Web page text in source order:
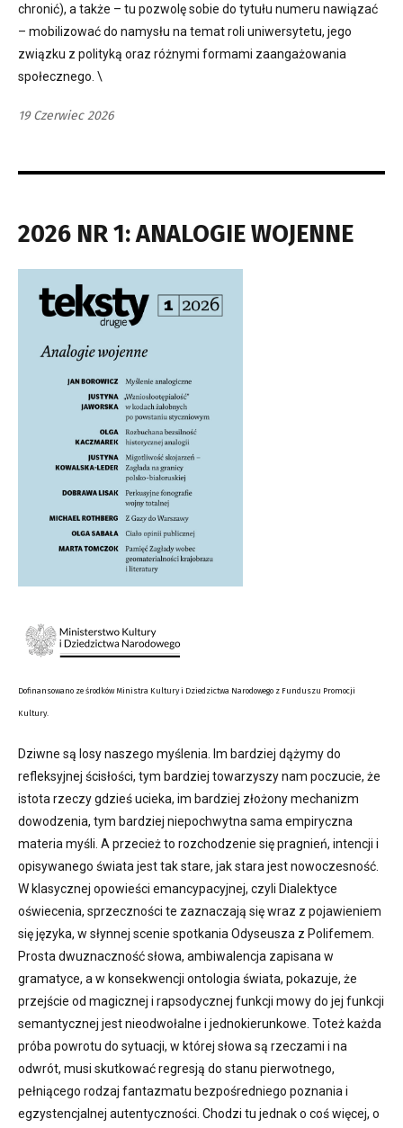
chronić), a także – tu pozwolę sobie do tytułu numeru nawiązać
– mobilizować do namysłu na temat roli uniwersytetu, jego
związku z polityką oraz różnymi formami zaangażowania
społecznego. \
19 Czerwiec 2026
2026 NR 1: ANALOGIE WOJENNE
Dofinansowano ze środków Ministra Kultury i Dziedzictwa Narodowego z Funduszu Promocji
Kultury.
Dziwne są losy naszego myślenia. Im bardziej dążymy do
refleksyjnej ścisłości, tym bardziej towarzyszy nam poczucie, że
istota rzeczy gdzieś ucieka, im bardziej złożony mechanizm
dowodzenia, tym bardziej niepochwytna sama empiryczna
materia myśli. A przecież to rozchodzenie się pragnień, intencji i
opisywanego świata jest tak stare, jak stara jest nowoczesność.
W klasycznej opowieści emancypacyjnej, czyli Dialektyce
oświecenia, sprzeczności te zaznaczają się wraz z pojawieniem
się języka, w słynnej scenie spotkania Odyseusza z Polifemem.
Prosta dwuznaczność słowa, ambiwalencja zapisana w
gramatyce, a w konsekwencji ontologia świata, pokazuje, że
przejście od magicznej i rapsodycznej funkcji mowy do jej funkcji
semantycznej jest nieodwołalne i jednokierunkowe. Toteż każda
próba powrotu do sytuacji, w której słowa są rzeczami i na
odwrót, musi skutkować regresją do stanu pierwotnego,
pełniącego rodzaj fantazmatu bezpośredniego poznania i
egzystencjalnej autentyczności. Chodzi tu jednak o coś więcej, o